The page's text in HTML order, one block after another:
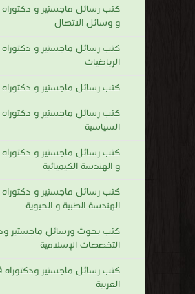
كتب رسائل ماجستير و
و وسائل الاتصال
كتب رسائل ماجستير و
الرياضيات
كتب رسائل ماجستير و
كتب رسائل ماجستير و
السياسية
كتب رسائل ماجستير و دكتوراه
و الهندسة الكيميائية
كتب رسائل ماجستير و
الهندسة الطبية و الحيوية
كتب بحوث ورسائل ماجستير
التخصصات الإسلامية
كتب رسائل ماجستير ودكتوراه
العربية